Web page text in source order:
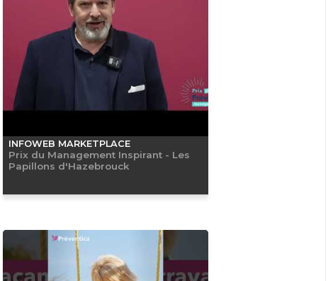
INFOWEB MARKETPLACE
Prix du Management Inspirant - Les
Papillons d'Hazebrouck